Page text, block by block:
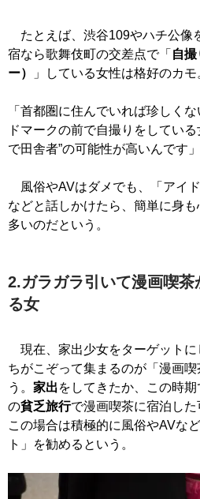
たとえば、渋谷109やハチ公像
宿なら歌舞伎町の交差点で「 自
ー）
」している女性は格好のカモ
「首都圏に住んでいれば珍しく
ドマークの前で自撮りをしている
で田舎者”の可能性が高いんです」
風俗やAVはダメでも、「アイド
などと話しかけたら、簡単に身
多いのだという。
2.ガラガラ引いて漫画喫茶
る女
現在、家出少女をターゲットに
ちがこぞって集まるのが「漫画
う。 家出をしてきたか、この時
の貧乏旅行で漫画喫茶に宿泊した
この場合は積極的に風俗やAVな
ト」を勧めるという。